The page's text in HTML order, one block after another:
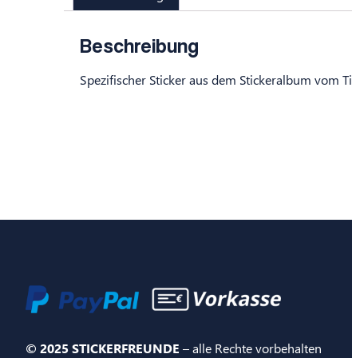
Beschreibung
Spezifischer Sticker aus dem Stickeralbum vom
© 2025 STICKERFREUNDE – alle Rechte vorbehalten